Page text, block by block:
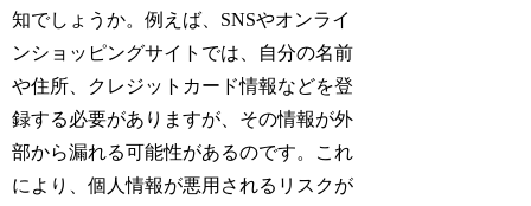
知でしょうか。例えば、SNSやオンライ
ンショッピングサイトでは、自分の名前
や住所、クレジットカード情報などを登
録する必要がありますが、その情報が外
部から漏れる可能性があるのです。これ
により、個人情報が悪用されるリスクが